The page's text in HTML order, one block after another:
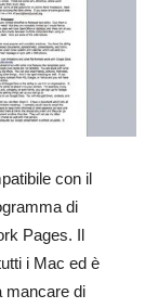
con il
di
Pages. Il
i Mac ed è
mancare di